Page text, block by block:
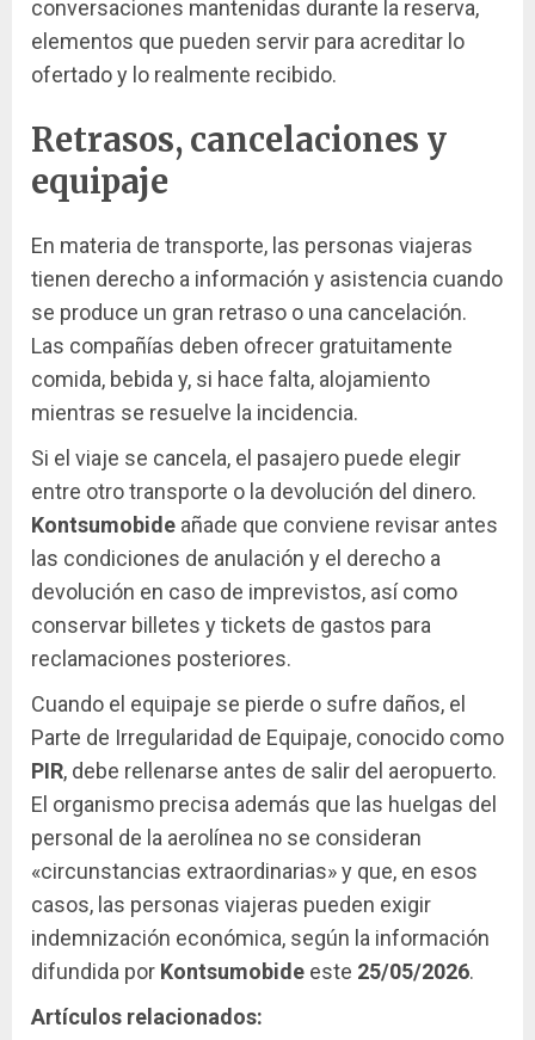
conversaciones mantenidas durante la reserva,
elementos que pueden servir para acreditar lo
ofertado y lo realmente recibido.
Retrasos, cancelaciones y
equipaje
En materia de transporte, las personas viajeras
tienen derecho a información y asistencia cuando
se produce un gran retraso o una cancelación.
Las compañías deben ofrecer gratuitamente
comida, bebida y, si hace falta, alojamiento
mientras se resuelve la incidencia.
Si el viaje se cancela, el pasajero puede elegir
entre otro transporte o la devolución del dinero.
Kontsumobide añade que conviene revisar antes
las condiciones de anulación y el derecho a
devolución en caso de imprevistos, así como
conservar billetes y tickets de gastos para
reclamaciones posteriores.
Cuando el equipaje se pierde o sufre daños, el
Parte de Irregularidad de Equipaje, conocido como
PIR, debe rellenarse antes de salir del aeropuerto.
El organismo precisa además que las huelgas del
personal de la aerolínea no se consideran
«circunstancias extraordinarias» y que, en esos
casos, las personas viajeras pueden exigir
indemnización económica, según la información
difundida por Kontsumobide este 25/05/2026.
Artículos relacionados: